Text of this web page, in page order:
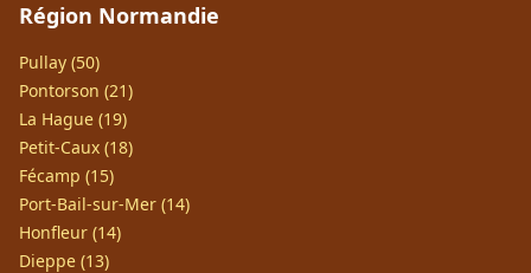
Région Normandie
Pullay (50)
Pontorson (21)
La Hague (19)
Petit-Caux (18)
Fécamp (15)
Port-Bail-sur-Mer (14)
Honfleur (14)
Dieppe (13)